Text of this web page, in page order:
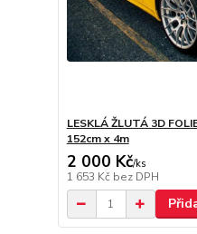
LESKLÁ ŽLUTÁ 3D
152cm x 4m
2 000 Kč/ks
1 653 Kč bez DPH